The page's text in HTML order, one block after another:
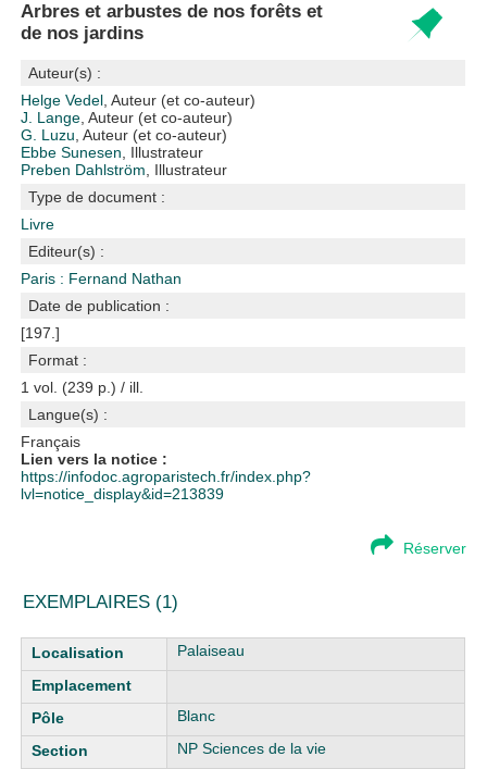
Arbres et arbustes de nos forêts et
de nos jardins
Auteur(s) :
Helge Vedel , Auteur (et co-auteur)
J. Lange , Auteur (et co-auteur)
G. Luzu , Auteur (et co-auteur)
Ebbe Sunesen , Illustrateur
Preben Dahlström , Illustrateur
Type de document :
Livre
Editeur(s) :
Paris : Fernand Nathan
Date de publication :
[197.]
Format :
1 vol. (239 p.) / ill.
Langue(s) :
Français
Lien vers la notice :
https://infodoc.agroparistech.fr/index.php?
lvl=notice_display&id=213839
Réserver
EXEMPLAIRES (1)
Liste des exemplaires Palaiseau
Blanc
NP Sciences de la vie